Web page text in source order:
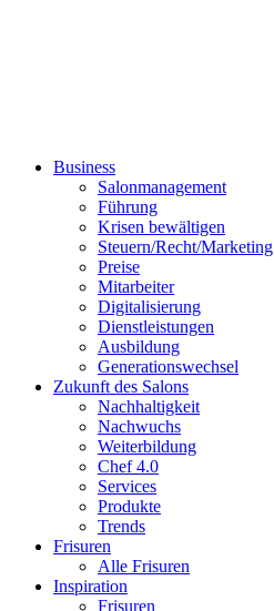
Business
Salonmanagement
Führung
Krisen bewältigen
Steuern/Recht/Marketing
Preise
Mitarbeiter
Digitalisierung
Dienstleistungen
Ausbildung
Generationswechsel
Zukunft des Salons
Nachhaltigkeit
Nachwuchs
Weiterbildung
Chef 4.0
Services
Produkte
Trends
Frisuren
Alle Frisuren
Inspiration
Frisuren